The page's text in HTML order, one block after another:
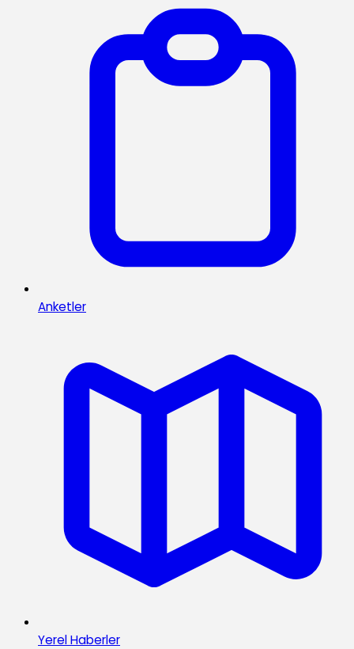
Anketler
Yerel Haberler